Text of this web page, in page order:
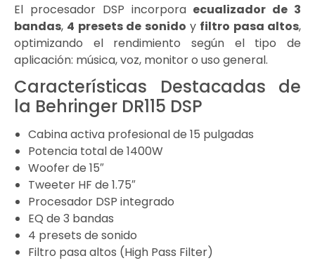
El procesador DSP incorpora ecualizador de 3
bandas, 4 presets de sonido y filtro pasa altos,
optimizando el rendimiento según el tipo de
aplicación: música, voz, monitor o uso general.
Características Destacadas de
la Behringer DR115 DSP
Cabina activa profesional de 15 pulgadas
Potencia total de 1400W
Woofer de 15″
Tweeter HF de 1.75″
Procesador DSP integrado
EQ de 3 bandas
4 presets de sonido
Filtro pasa altos (High Pass Filter)